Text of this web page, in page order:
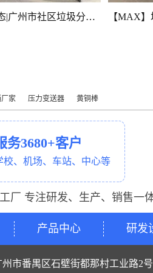
【MAX】生产动态|广州市社区垃圾分类房建设中
家 压力变送器 黄铜棒
务3680+客户
校、机场、车站、中心等
厂 专注研发、生产、销售
产品中心 研发
市番禺区石壁街都那村工业路2